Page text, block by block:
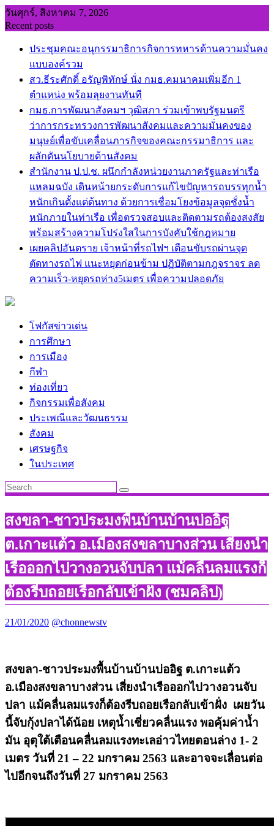
Skip
to
content
วันศุกร์, สิงหาคม 7, 2026
Recent posts
ประชุมคณะอนุกรรมาธิการกิจการทหารด้านความมั่นคง
แบบองค์รวม
สว.ธีระศักดิ์ อรัญพิทักษ์ นั่ง กมธ.คมนาคมเพิ่มอีก 1
ตำแหน่ง พร้อมลุยงานทันที
กมธ.การพัฒนาสังคมฯ วุฒิสภา ร่วมเข้าพบรัฐมนตรี
ว่าการกระทรวงการพัฒนาสังคมและความมั่นคงของ
มนุษย์เพื่อขับเคลื่อนภารกิจของคณะกรรมาธิการ และ
ผลักดันนโยบายด้านสังคม
สำนักงาน ป.ป.ช. ผนึกกำลังหน่วยงานภาครัฐและท่าเรือ
แหลมฉบัง เดินหน้ายกระดับการแก้ไขปัญหารถบรรทุกน้ำ
หนักเกินตั้งแต่ต้นทาง ด้วยการเชื่อมโยงข้อมูลจุดชั่งน้ำ
หนักภายในท่าเรือ เพื่อตรวจสอบและติดตามรถต้องสงสัย
พร้อมสร้างความโปร่งใสในการบังคับใช้กฎหมาย
เผยคลิปอันตราย เจ้าหน้าที่รถไฟฯ เตือนขับรถผ่านจุด
ตัดทางรถไฟ แนะหยุดก่อนข้าม ปฏิบัติตามกฎจราจร ลด
ความเร็ว-หยุดรถห่าง5เมตร เพื่อความปลอดภัย
โฟกัสข่าวเด่น
การศึกษา
การเมือง
กีฬา
ท่องเที่ยว
กิจกรรมเพื่อสังคม
ประเพณีและวัฒนธรรม
สังคม
เศรษฐกิจ
ในประเทศ
สงขลา-ชาวประมงพื้นบ้านบ้านบ่ออิฐ
ต.เกาะแต้ว อ.เมืองสงขลาบางส่วน เสี่ยงนำ
เรือออกไปวางอวนจับปลา แม้คลื่นลมแรงก็
ต้องรีบถอยเรือกลับเข้าฝั่ง (ชมคลิป)
21/01/2020 @chonnewstv
สงขลา-ชาวประมงพื้นบ้านบ้านบ่ออิฐ ต.เกาะแต้ว
อ.เมืองสงขลาบางส่วน เสี่ยงนำเรือออกไปวางอวนจับ
ปลา แม้คลื่นลมแรงก็ต้องรีบถอยเรือกลับเข้าฝั่ง เผยวัน
นี้จับกุ้งปลาได้น้อย เหตุน้ำเชี่ยวคลื่นแรง พอคุ้มค่าน้ำ
มัน อุตุใต้เตือนคลื่นลมแรงทะเลอ่าวไทยตอนล่าง 1- 2
เมตร วันที่ 21 – 22 มกราคม 2563 และอาจจะเลื่อนต่อ
ไปอีกจนถึงวันที่ 27 มกราคม 2563